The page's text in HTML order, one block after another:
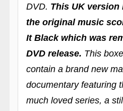
DVD. This UK version
the original music
It Black which was
DVD release. This
contain a brand new
documentary featuring
much loved series, a